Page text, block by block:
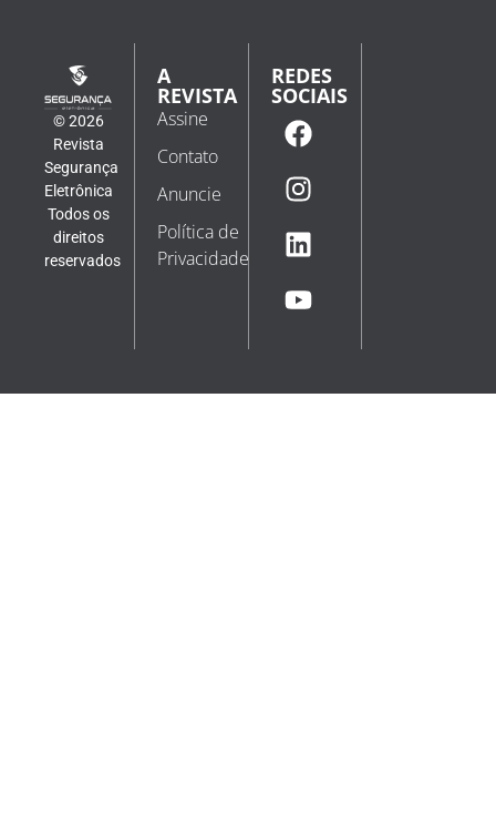
© 2026
Revista
Segurança
Eletrônica
Todos os
direitos
reservados
A
REVISTA
Assine
Contato
Anuncie
Política de
Privacidade
REDES
SOCIAIS